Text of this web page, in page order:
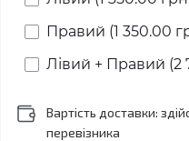
Правий (1 350.00
Лівий + Правий (2
Вартість доставки:
перевізника